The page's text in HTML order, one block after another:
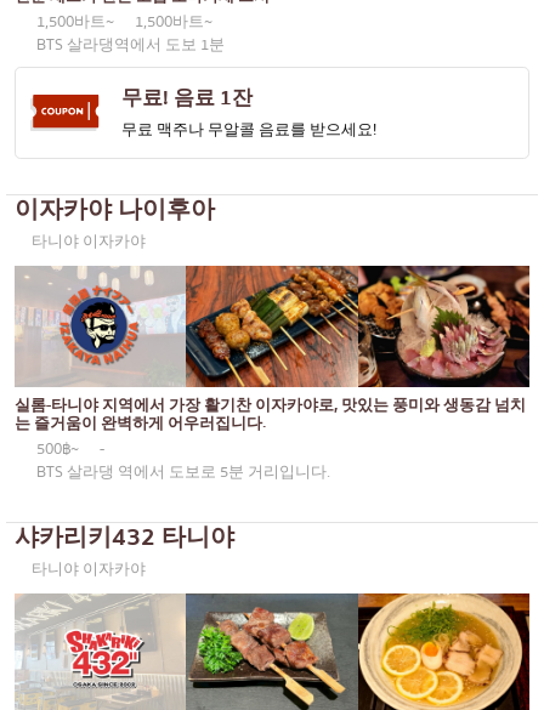
일본식 카레
일본식 구운 닭꼬치
소바/우동
일본 과자
튀김
오마카세
프리미엄 일본 레스토랑
사시미/해산물
일본식 서양 음식
구운 장어
일본식 주먹밥
오코노미야키/덴푸라
돈(덮밥)
뷔페
미쉐린
동일한
프롬퐁
아소케
아리
풍차 비슷한 것
사톤
너트에 대하여
라마 9세
라차다
프라 카농
플론칫
방나
많은
우돔숙
스리라차
1,500바트~
1,500바트~
BTS 살라댕역에서 도보 1분
무료! 음료 1잔
무료 맥주나 무알콜 음료를 받으세요!
이자카야 나이후아
타니야 이자카야
실롬-타니야 지역에서 가장 활기찬 이자카야로, 맛있는 풍미와 생동감 넘치
는 즐거움이 완벽하게 어우러집니다.
500฿~
-
BTS 살라댕 역에서 도보로 5분 거리입니다.
샤카리키432 타니야
타니야 이자카야